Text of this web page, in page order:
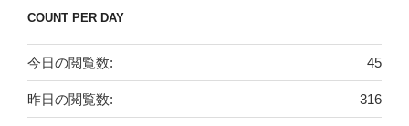
COUNT PER DAY
45
今日の閲覧数:
316
昨日の閲覧数: